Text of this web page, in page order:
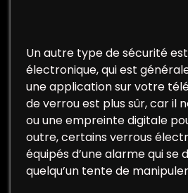
Un autre type de sécurité
électronique, qui est
une application sur votre
de verrou est plus sûr, car il
ou une empreinte digitale
outre, certains verrous
équipés d’une alarme qui se
quelqu’un tente de